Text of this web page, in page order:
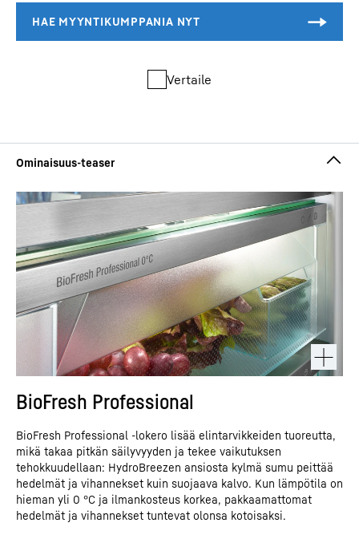
Vertaile
BioFresh Professional
BioFresh Professional -lokero lisää elintarvikkeiden tuoreutta,
mikä takaa pitkän säilyvyyden ja tekee vaikutuksen
tehokkuudellaan: HydroBreezen ansiosta kylmä sumu peittää
hedelmät ja vihannekset kuin suojaava kalvo. Kun lämpötila on
hieman yli 0 °C ja ilmankosteus korkea, pakkaamattomat
hedelmät ja vihannekset tuntevat olonsa kotoisaksi.